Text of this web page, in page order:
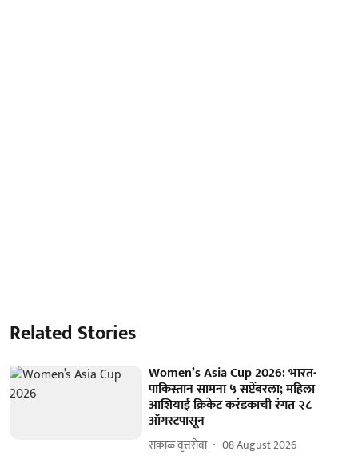
Related Stories
Women’s Asia Cup 2026: भारत-
पाकिस्तान सामना ५ सप्टेंबरला; महिला
आशियाई क्रिकेट करंडकाची रंगत २८
ऑगस्टपासून
सकाळ वृत्तसेवा 08 August 2026